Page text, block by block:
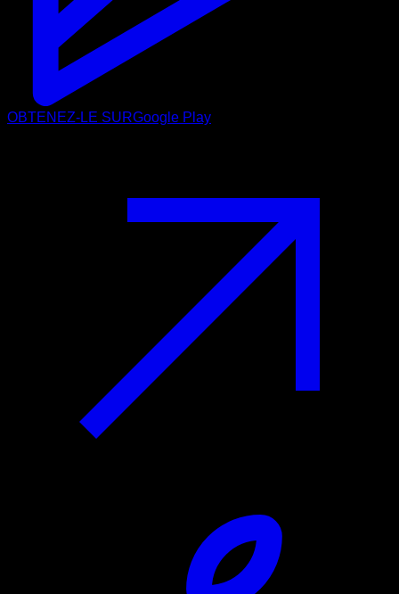
OBTENEZ-LE SURGoogle Play